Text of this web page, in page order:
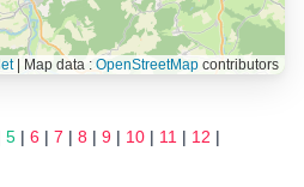
Map data : OpenStreetMapcontributors
5 | 6 | 7 | 8 | 9 | 10 | 11 | 12 |